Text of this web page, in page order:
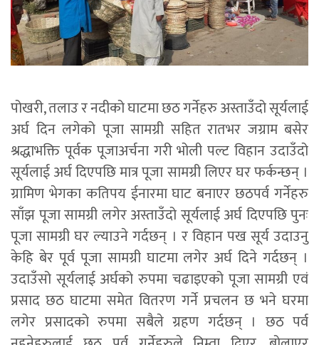
पोखरी, तलाउ र नदीको घाटमा छठ गर्नेहरु अस्ताउँदो सूर्यलाई
अर्घ दिन लगेको पूजा सामग्री सहित रातभर जग्राम बसेर
श्रद्धाभक्ति पूर्वक पूजाअर्चना गरी भोली पल्ट विहान उदाउँदो
सूर्यलाई अर्घ दिएपछि मात्र पूजा सामग्री लिएर घर फर्कन्छन् ।
ग्रामिण भेगका कतिपय ईनारमा घाट बनाएर छठपर्व गर्नेहरु
साँझ पूजा सामग्री लगेर अस्ताउँदो सूर्यलाई अर्घ दिएपछि पुनः
पूजा सामग्री घर ल्याउने गर्दछन् । र विहान पख सूर्य उदाउनु
केहि बेर पूर्व पूजा सामग्री घाटमा लगेर अर्घ दिने गर्दछन् ।
उदाउँसो सूर्यलाई अर्घको रुपमा चढाइएको पूजा सामग्री एवं
प्रसाद छठ घाटमा समेत वितरण गर्ने प्रचलन छ भने घरमा
लगेर प्रसादको रुपमा सबैले ग्रहण गर्दछन् । छठ पर्व